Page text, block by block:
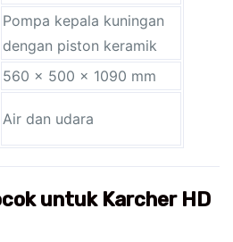
Pompa kepala kuningan
dengan piston keramik
560 x 500 x 1090 mm
Air dan udara
untuk Karcher HD